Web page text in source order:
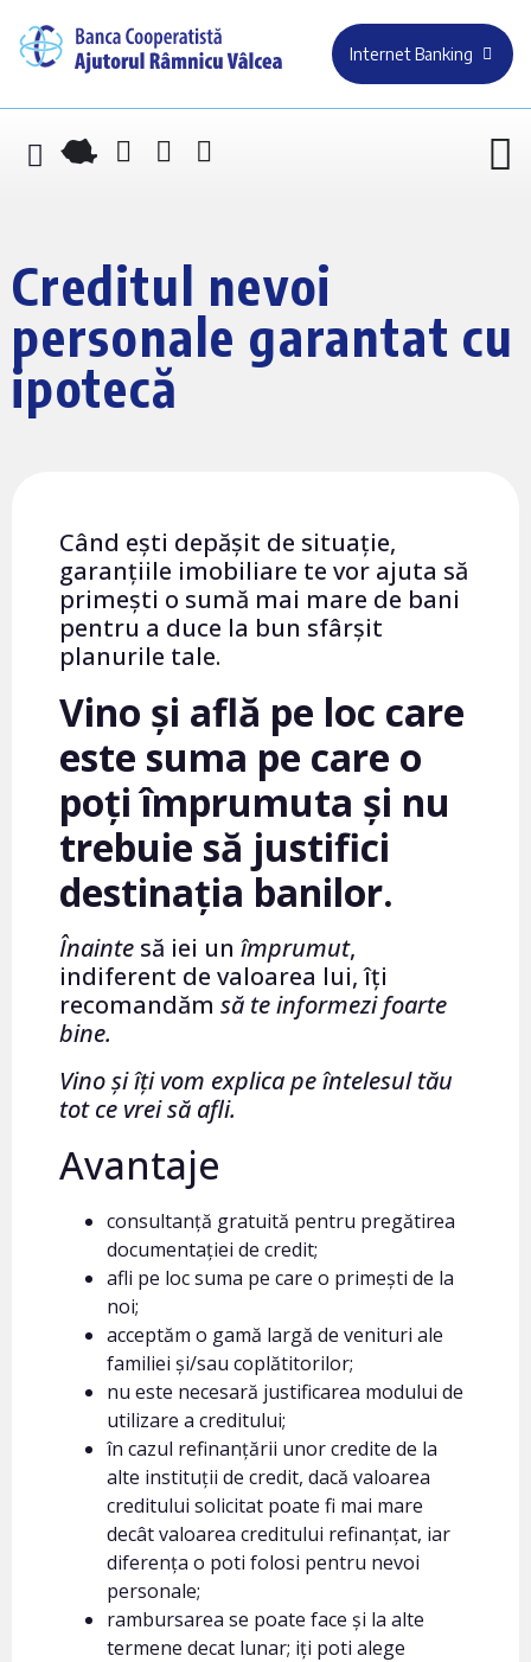
Internet Banking
Creditul nevoi
personale garantat cu
ipotecă
Când ești depășit de situație,
garanțiile imobiliare te vor ajuta să
primești o sumă mai mare de bani
pentru a duce la bun sfârșit
planurile tale.
Vino și află pe loc care
este suma pe care o
poți împrumuta și nu
trebuie să justifici
destinația banilor.
Înainte să iei un împrumut,
indiferent de valoarea lui, îți
recomandăm să te informezi foarte
bine.
Vino și îți vom explica pe întelesul tău
tot ce vrei să afli.
Avantaje
consultanță gratuită pentru pregătirea
documentației de credit;
afli pe loc suma pe care o primești de la
noi;
acceptăm o gamă largă de venituri ale
familiei și/sau coplătitorilor;
nu este necesară justificarea modului de
utilizare a creditului;
în cazul refinanțării unor credite de la
alte instituții de credit, dacă valoarea
creditului solicitat poate fi mai mare
decât valoarea creditului refinanțat, iar
diferența o poti folosi pentru nevoi
personale;
rambursarea se poate face și la alte
termene decat lunar; iți poti alege